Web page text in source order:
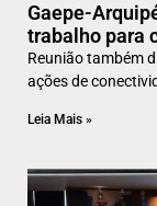
Gaepe-
trabalho para
Reunião também
ações de
Leia Mais »